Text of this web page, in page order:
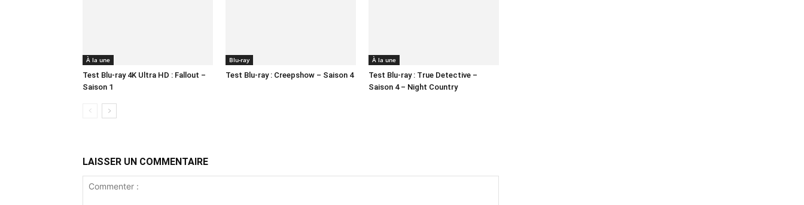
À la une
Test Blu-ray 4K Ultra HD : Fallout –
Saison 1
Blu-ray
Test Blu-ray : Creepshow – Saison 4
À la une
Test Blu-ray : True Detective –
Saison 4 – Night Country
LAISSER UN COMMENTAIRE